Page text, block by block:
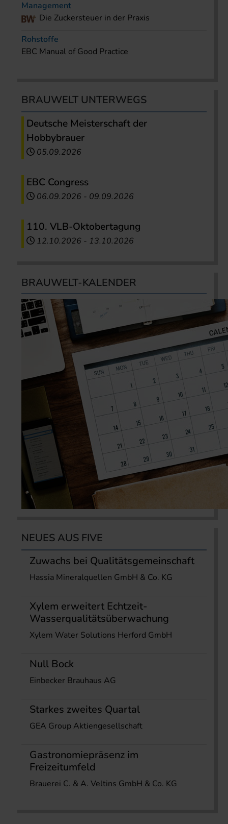
Management
Die Zuckersteuer in der Praxis
Rohstoffe
EBC Manual of Good Practice
BRAUWELT UNTERWEGS
Deutsche Meisterschaft der
Hobbybrauer
05.09.2026
EBC Congress
06.09.2026 - 09.09.2026
110. VLB-Oktobertagung
12.10.2026 - 13.10.2026
BRAUWELT-KALENDER
NEUES AUS FIVE
Zuwachs bei Qualitätsgemeinschaft
Hassia Mineralquellen GmbH & Co. KG
Xylem erweitert Echtzeit-
Wasserqualitätsüberwachung
Xylem Water Solutions Herford GmbH
Null Bock
Einbecker Brauhaus AG
Starkes zweites Quartal
GEA Group Aktiengesellschaft
Gastronomiepräsenz im
Freizeitumfeld
Brauerei C. & A. Veltins GmbH & Co. KG